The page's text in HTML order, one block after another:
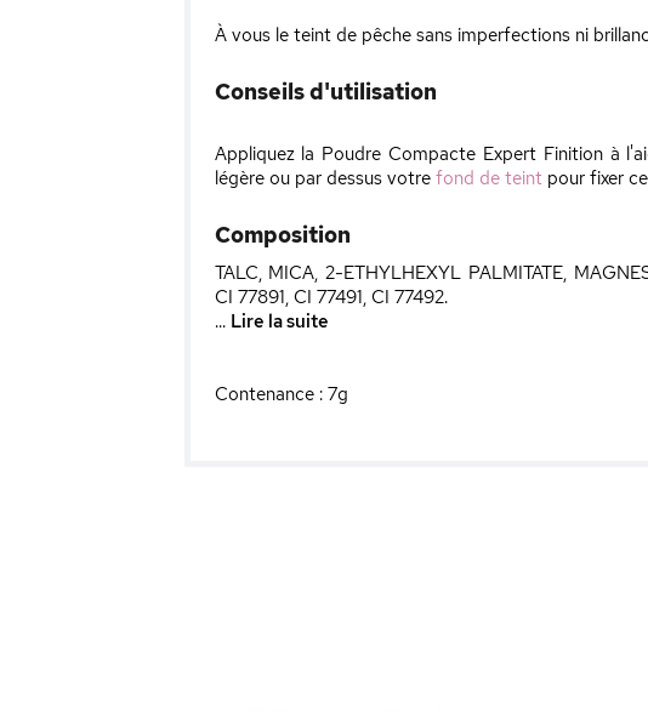
À vous le teint de pêche sans imperfections ni
Conseils d'utilisation
Appliquez la Poudre Compacte Expert Finition à
légère ou par dessus votre fond de teintpour fixer
Composition
TALC, MICA, 2-ETHYLHEXYL PALMITATE,
CI 77891, CI 77491, CI 77492.
... Lire la suite
Contenance : 7g